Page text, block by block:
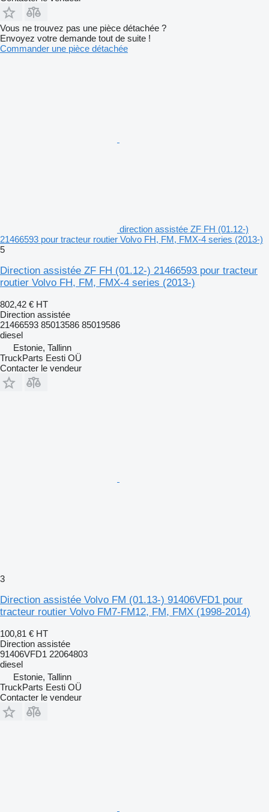
Vous ne trouvez pas une pièce détachée ?
Envoyez votre demande tout de suite !
Commander une pièce détachée
direction assistée ZF FH (01.12-)
21466593 pour tracteur routier Volvo FH, FM, FMX-4 series (2013-)
5
Direction assistée ZF FH (01.12-) 21466593 pour tracteur
routier Volvo FH, FM, FMX-4 series (2013-)
802,42 € HT
Direction assistée
21466593 85013586 85019586
diesel
Estonie, Tallinn
TruckParts Eesti OÜ
Contacter le vendeur
3
Direction assistée Volvo FM (01.13-) 91406VFD1 pour
tracteur routier Volvo FM7-FM12, FM, FMX (1998-2014)
100,81 € HT
Direction assistée
91406VFD1 22064803
diesel
Estonie, Tallinn
TruckParts Eesti OÜ
Contacter le vendeur